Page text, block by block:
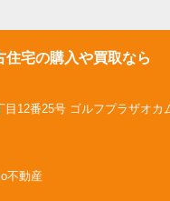
住宅の購入や買取なら
目12番25号 ゴルフプラザオカ
不動産